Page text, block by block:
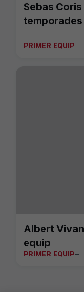
Sebas
temporades
PRIMER EQUIP
Albert
equip
PRIMER EQUIP